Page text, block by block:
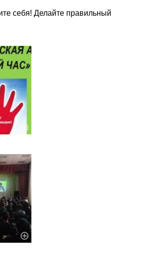
себя! Делайте правильный